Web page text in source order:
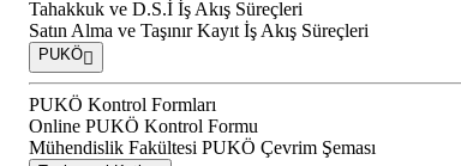
Tahakkuk ve D.S.İ İş Akış Süreçleri
Satın Alma ve Taşınır Kayıt İş Akış Süreçleri
PUKÖ
PUKÖ Kontrol Formları
Online PUKÖ Kontrol Formu
Mühendislik Fakültesi PUKÖ Çevrim Şeması